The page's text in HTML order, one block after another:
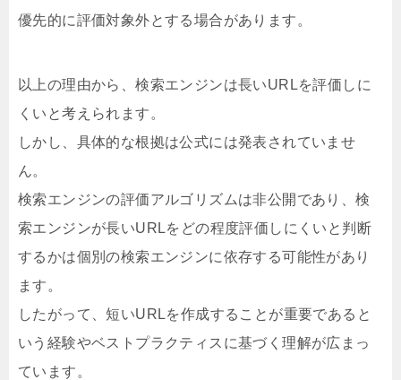
優先的に評価対象外とする場合があります。
以上の理由から、検索エンジンは長いURLを評価しに
くいと考えられます。
しかし、具体的な根拠は公式には発表されていませ
ん。
検索エンジンの評価アルゴリズムは非公開であり、検
索エンジンが長いURLをどの程度評価しにくいと判断
するかは個別の検索エンジンに依存する可能性があり
ます。
したがって、短いURLを作成することが重要であると
いう経験やベストプラクティスに基づく理解が広まっ
ています。